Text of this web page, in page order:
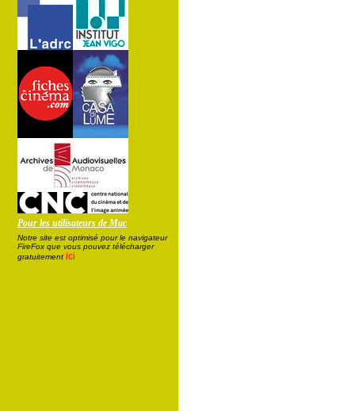
Pour les utilisateurs de Mac
Notre site est optimisé pour le navigateur
FireFox que vous pouvez télécharger
gratuitement ici